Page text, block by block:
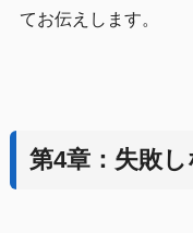
てお伝えします。
第4章：失敗